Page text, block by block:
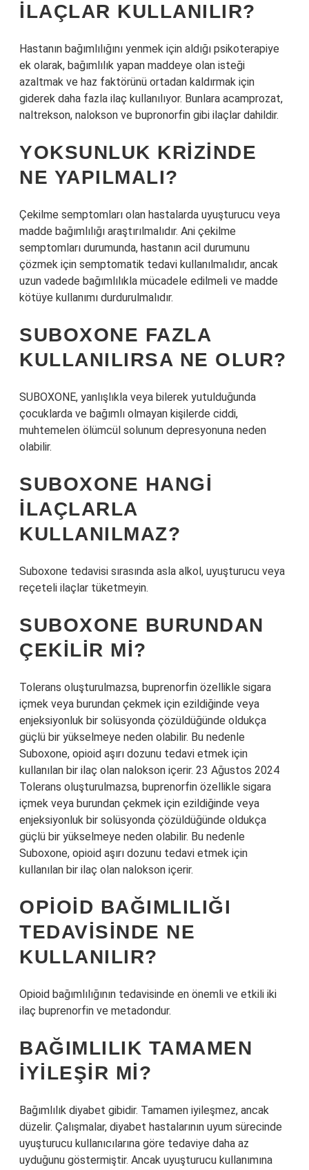
ILAÇLAR KULLANILIR?
Hastanın bağımlılığını yenmek için aldığı psikoterapiye
ek olarak, bağımlılık yapan maddeye olan isteği
azaltmak ve haz faktörünü ortadan kaldırmak için
giderek daha fazla ilaç kullanılıyor. Bunlara acamprozat,
naltrekson, nalokson ve bupronorfin gibi ilaçlar dahildir.
YOKSUNLUK KRIZINDE
NE YAPILMALI?
Çekilme semptomları olan hastalarda uyuşturucu veya
madde bağımlılığı araştırılmalıdır. Ani çekilme
semptomları durumunda, hastanın acil durumunu
çözmek için semptomatik tedavi kullanılmalıdır, ancak
uzun vadede bağımlılıkla mücadele edilmeli ve madde
kötüye kullanımı durdurulmalıdır.
SUBOXONE FAZLA
KULLANILIRSA NE OLUR?
SUBOXONE, yanlışlıkla veya bilerek yutulduğunda
çocuklarda ve bağımlı olmayan kişilerde ciddi,
muhtemelen ölümcül solunum depresyonuna neden
olabilir.
SUBOXONE HANGI
ILAÇLARLA
KULLANILMAZ?
Suboxone tedavisi sırasında asla alkol, uyuşturucu veya
reçeteli ilaçlar tüketmeyin.
SUBOXONE BURUNDAN
ÇEKILIR MI?
Tolerans oluşturulmazsa, buprenorfin özellikle sigara
içmek veya burundan çekmek için ezildiğinde veya
enjeksiyonluk bir solüsyonda çözüldüğünde oldukça
güçlü bir yükselmeye neden olabilir. Bu nedenle
Suboxone, opioid aşırı dozunu tedavi etmek için
kullanılan bir ilaç olan nalokson içerir. 23 Ağustos 2024
Tolerans oluşturulmazsa, buprenorfin özellikle sigara
içmek veya burundan çekmek için ezildiğinde veya
enjeksiyonluk bir solüsyonda çözüldüğünde oldukça
güçlü bir yükselmeye neden olabilir. Bu nedenle
Suboxone, opioid aşırı dozunu tedavi etmek için
kullanılan bir ilaç olan nalokson içerir.
OPIOID BAĞIMLILIĞI
TEDAVISINDE NE
KULLANILIR?
Opioid bağımlılığının tedavisinde en önemli ve etkili iki
ilaç buprenorfin ve metadondur.
BAĞIMLILIK TAMAMEN
IYILEŞIR MI?
Bağımlılık diyabet gibidir. Tamamen iyileşmez, ancak
düzelir. Çalışmalar, diyabet hastalarının uyum sürecinde
uyuşturucu kullanıcılarına göre tedaviye daha az
uyduğunu göstermiştir. Ancak uyuşturucu kullanımına